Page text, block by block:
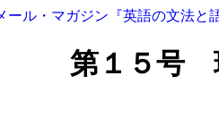
ール・マガジン『英語の文法と
第１５号